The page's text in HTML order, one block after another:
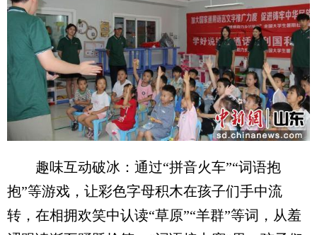
趣味互动破冰：通过“拼音火车”“词语抱
抱”等游戏，让彩色字母积木在孩子们手中流
转，在相拥欢笑中认读“草原”“羊群”等词，从羞